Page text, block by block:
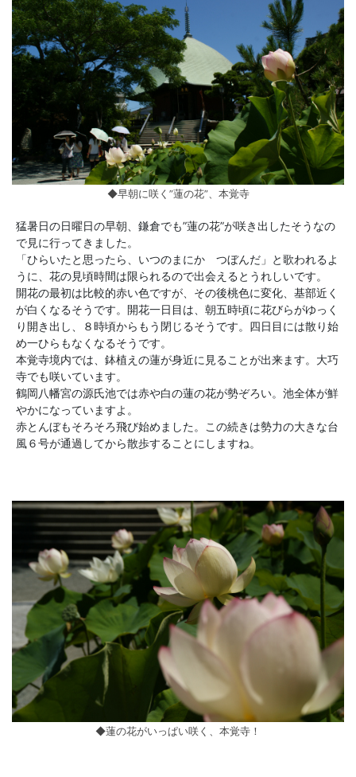
◆早朝に咲く”蓮の花”、本覚寺
猛暑日の日曜日の早朝、鎌倉でも”蓮の花”が咲き出したそうなの
で見に行ってきました。
「ひらいたと思ったら、いつのまにか つぼんだ」と歌われるよ
うに、花の見頃時間は限られるので出会えるとうれしいです。
開花の最初は比較的赤い色ですが、その後桃色に変化、基部近く
が白くなるそうです。開花一日目は、朝五時頃に花びらがゆっく
り開き出し、８時頃からもう閉じるそうです。四日目には散り始
め一ひらもなくなるそうです。
本覚寺境内では、鉢植えの蓮が身近に見ることが出来ます。大巧
寺でも咲いています。
鶴岡八幡宮の源氏池では赤や白の蓮の花が勢ぞろい。池全体が鮮
やかになっていますよ。
赤とんぼもそろそろ飛び始めました。この続きは勢力の大きな台
風６号が通過してから散歩することにしますね。
◆蓮の花がいっぱい咲く、本覚寺！